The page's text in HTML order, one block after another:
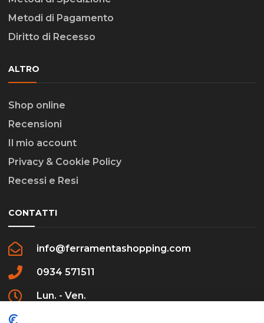
Metodi di Pagamento
Diritto di Recesso
ALTRO
Shop online
Recensioni
Il mio account
Privacy & Cookie Policy
Recessi e Resi
CONTATTI
info@ferramentashopping.com
0934 571511
Lun. - Ven.